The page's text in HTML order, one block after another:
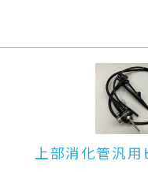
上部消化管汎用